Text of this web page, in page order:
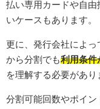
払い専用カードや自
いケースもあります。
更に、発行会社によ
から分割でも利用条件
を理解する必要があり
分割可能回数やポイ